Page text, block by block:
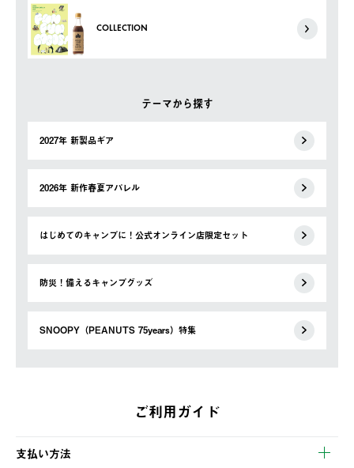
COLLECTION
テーマから探す
2027年 新製品ギア
2026年 新作春夏アパレル
はじめてのキャンプに！公式オンライン店限定セット
防災！備えるキャンプグッズ
SNOOPY（PEANUTS 75years）特集
ご利用ガイド
支払い方法